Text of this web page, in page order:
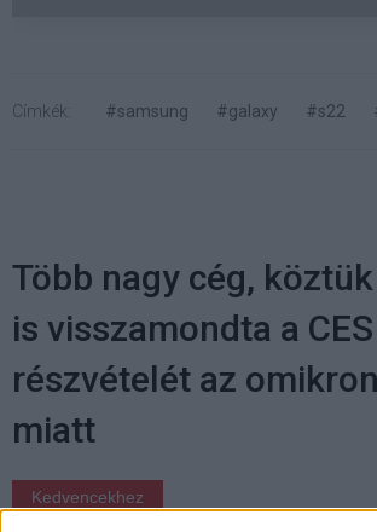
Címkék: #samsung #galaxy #s22
Több nagy cég,
is visszamondta a
részvételét az
miatt
Kedvencekhez